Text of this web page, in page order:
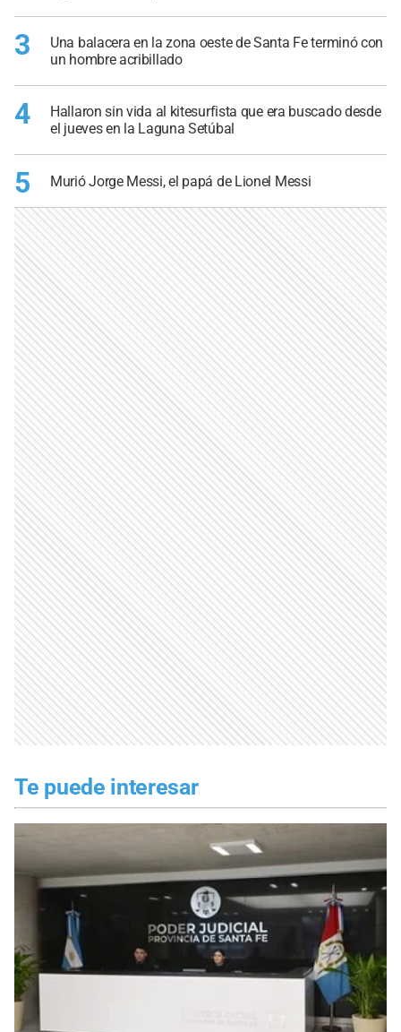
3
Una balacera en la zona oeste de Santa Fe terminó con
un hombre acribillado
4
Hallaron sin vida al kitesurfista que era buscado desde
el jueves en la Laguna Setúbal
5 Murió Jorge Messi, el papá de Lionel Messi
Te puede interesar